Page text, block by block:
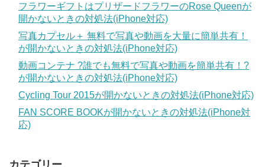
フラワーギフトはプリザードフラワーのRose Queenが
開かないときの対処法(iPhone対応)
写真カプセル＋ 無料で写真や動画を大量に簡単共有！
が開かないときの対処法(iPhone対応)
動画コンテナ ?誰でも無料で写真や動画を簡単共有！?
が開かないときの対処法(iPhone対応)
Cycling Tour 2015が開かないときの対処法(iPhone対応)
FAN SCORE BOOKが開かないときの対処法(iPhone対
応)